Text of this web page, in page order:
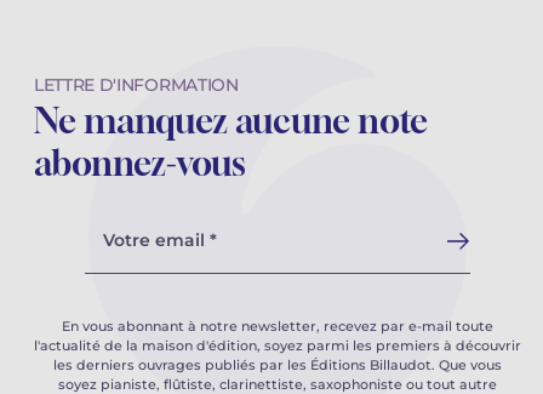
LETTRE D'INFORMATION
Ne manquez aucune note
abonnez-vous
Votre email *
En vous abonnant à notre newsletter, recevez par e-mail toute
l'actualité de la maison d'édition, soyez parmi les premiers à découvrir
les derniers ouvrages publiés par les Éditions Billaudot. Que vous
soyez pianiste, flûtiste, clarinettiste, saxophoniste ou tout autre